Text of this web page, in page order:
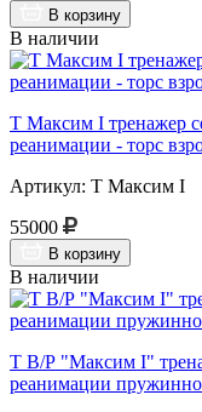
В корзину
В наличии
Т Максим I тренажер
реанимации - торс
Артикул: Т Максим I
55000
В корзину
В наличии
Т В/Р "Максим I"
реанимации